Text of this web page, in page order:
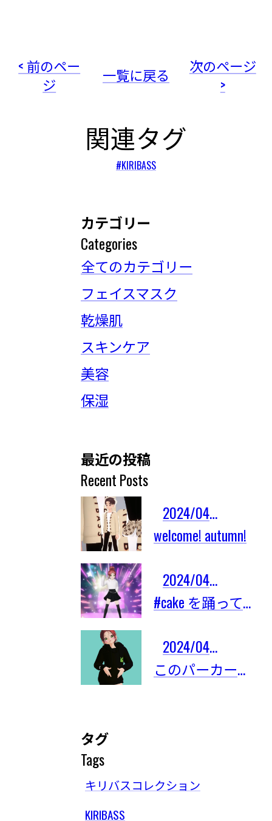
< 前のペー
ジ
一覧に戻る
次のページ
>
関連タグ
#KIRIBASS
カテゴリー
Categories
全てのカテゴリー
フェイスマスク
乾燥肌
スキンケア
美容
保湿
最近の投稿
Recent Posts
2024/04/03
welcome! autumn!
2024/04/03
#cake を踊ってみたよ！
2024/04/03
このパーカーは限定101着しかないの！
タグ
Tags
キリバスコレクション
KIRIBASS